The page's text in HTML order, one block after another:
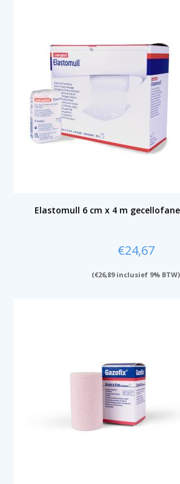
Elastomull 6 cm x 4 m
€24,67
(€26,89inclusief 9% BTW)